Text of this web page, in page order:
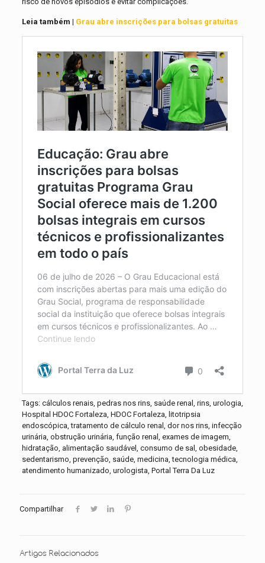
Leia também | Grau abre inscrições para bolsas gratuitas
Tags: cálculos renais, pedras nos rins, saúde renal, rins, urologia,
Hospital HDOC Fortaleza, HDOC Fortaleza, litotripsia
endoscópica, tratamento de cálculo renal, dor nos rins, infecção
urinária, obstrução urinária, função renal, exames de imagem,
hidratação, alimentação saudável, consumo de sal, obesidade,
sedentarismo, prevenção, saúde, medicina, tecnologia médica,
atendimento humanizado, urologista, Portal Terra Da Luz
Compartilhar
Artigos Relacionados